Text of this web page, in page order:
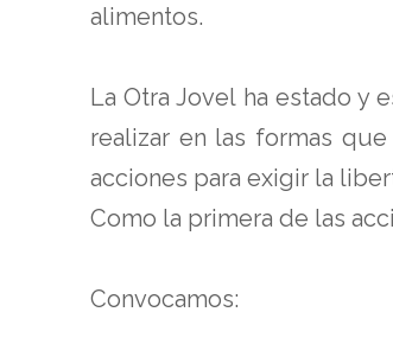
alimentos.
La Otra Jovel ha estado y
realizar en las formas
acciones para exigir la
Como la primera de las
Convocamos: